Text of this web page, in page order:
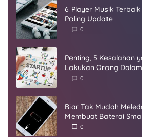
6 Player Musik
Paling Update
0
Penting, 5 Kesalahan
Lakukan Orang
Startup
0
Biar Tak Mudah
Membuat Baterai
Umur
0